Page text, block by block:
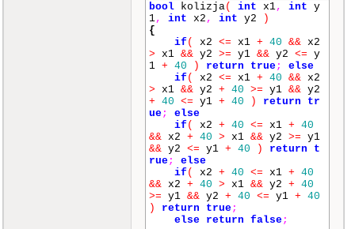
bool kolizja( int x1, int y
1, int x2 , int y2
)
{
if ( x2 <= x1 + 40 && x2
> x1 && y2 >= y1 && y2 <= y
1 + 40 ) return true;
else
if ( x2 <= x1 + 40 && x2
> x1 && y2 + 40 >= y1 && y2
+ 40 <= y1 + 40 ) return
tr
ue;
else
if ( x2 + 40 <= x1 + 40
&& x2 + 40 > x1 && y2 >= y1
&& y2 <= y1 + 40 ) return
t
rue;
else
if ( x2 + 40 <= x1 + 40
&& x2 + 40 > x1 && y2 + 40
>= y1 && y2 + 40 <= y1 + 40
)
return true;
else return false;